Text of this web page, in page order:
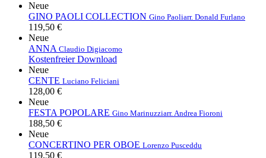
Neue
GINO PAOLI COLLECTION Gino Paoliarr. Donald Furlano
119,50 €
Neue
ANNA Claudio Digiacomo
Kostenfreier Download
Neue
CENTE Luciano Feliciani
128,00 €
Neue
FESTA POPOLARE Gino Marinuzziarr. Andrea Fioroni
188,50 €
Neue
CONCERTINO PER OBOE Lorenzo Pusceddu
119,50 €